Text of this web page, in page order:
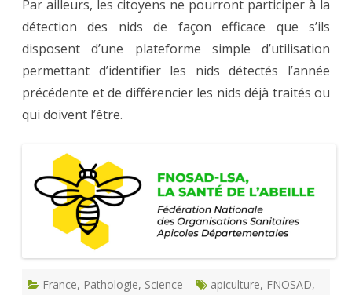
Par ailleurs, les citoyens ne pourront participer à la
détection des nids de façon efficace que s’ils
disposent d’une plateforme simple d’utilisation
permettant d’identifier les nids détectés l’année
précédente et de différencier les nids déjà traités ou
qui doivent l’être.
France, Pathologie, Science apiculture, FNOSAD,